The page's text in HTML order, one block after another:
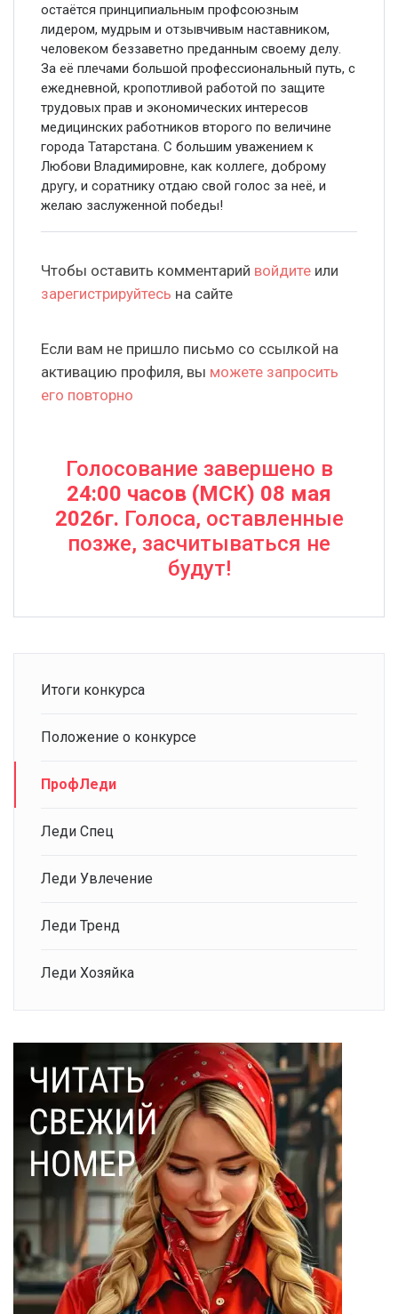
остаётся принципиальным профсоюзным
лидером, мудрым и отзывчивым наставником,
человеком беззаветно преданным своему делу.
За её плечами большой профессиональный путь, с
ежедневной, кропотливой работой по защите
трудовых прав и экономических интересов
медицинских работников второго по величине
города Татарстана. С большим уважением к
Любови Владимировне, как коллеге, доброму
другу, и соратнику отдаю свой голос за неё, и
желаю заслуженной победы!
Чтобы оставить комментарий войдите или
зарегистрируйтесь на сайте
Если вам не пришло письмо со ссылкой на
активацию профиля, вы можете запросить
его повторно
Голосование завершено в
24:00 часов (МСК) 08 мая
2026г. Голоса, оставленные
позже, засчитываться не
будут!
Итоги конкурса
Положение о конкурсе
ПрофЛеди
Леди Спец
Леди Увлечение
Леди Тренд
Леди Хозяйка